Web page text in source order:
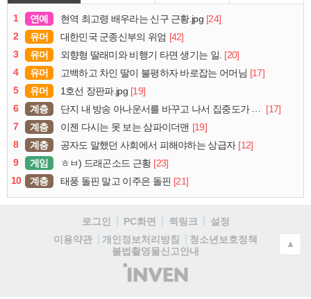
1 연예 현역 최고령 배우라는 신구 근황.jpg [24]
2
유머 대한민국 군종신부의 위엄 [42]
3
유머 외향형 딸래미와 비행기 타면 생기는 일. [20]
4
유머 고백하고 차인 딸이 불평하자 바로잡는 어머님 [17]
5
유머 1호선 장판파.jpg [19]
6
계층 단지 내 방송 아나운서를 바꾸고 나서 집중도가 확 올라갔다는 한 아파트의 안내방송
[17]
7
계층 이젠 다시는 못 보는 삼파이더맨 [19]
8
계층 공자도 말했던 사회에서 피해야하는 상급자 [12]
9
게임 ㅎㅂ) 드래곤소드 근황 [23]
10
계층 태풍 돌핀 말고 이주은 돌핀 [21]
로그인 PC화면 퀵링크
설정
이용약관
개인정보처리방침
청소년보호정책
불법촬영물신고안내
(주)
인
▲